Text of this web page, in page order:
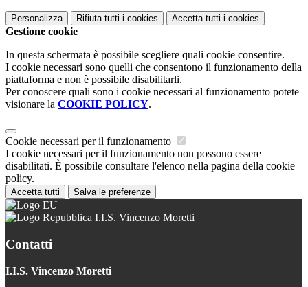
Personalizza Rifiuta tutti i cookies Accetta tutti i cookies
Gestione cookie
In questa schermata è possibile scegliere quali cookie consentire.
I cookie necessari sono quelli che consentono il funzionamento della
piattaforma e non è possibile disabilitarli.
Per conoscere quali sono i cookie necessari al funzionamento potete
visionare la COOKIE POLICY.
Cookie necessari per il funzionamento
I cookie necessari per il funzionamento non possono essere
disabilitati. È possibile consultare l'elenco nella pagina della cookie
policy.
Accetta tutti Salva le preferenze
I.I.S. Vincenzo Moretti
Contatti
I.I.S. Vincenzo Moretti